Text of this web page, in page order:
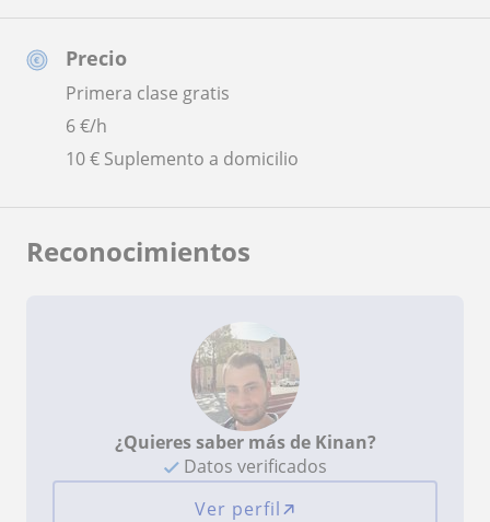
Precio
Primera clase gratis
6€/h
10 € Suplemento a domicilio
Reconocimientos
¿Quieres saber más de Kinan?
Datos verificados
Ver perfil